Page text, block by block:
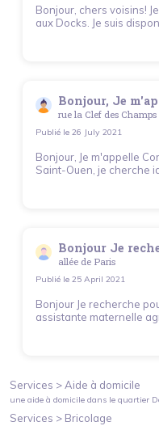
Bonjour, chers voisins!
aux Docks. Je suis
Bonjour, Je
rue la Clef des Champs
Publié le 26 July 2021
Bonjour, Je m'appelle
Saint-Ouen, je cherche
Bonjour Je
allée de Paris
Publié le 25 April 2021
Bonjour Je recherche
assistante maternelle
Services > Aide à domicile
une aide à domicile dans le quartier
Services > Bricolage